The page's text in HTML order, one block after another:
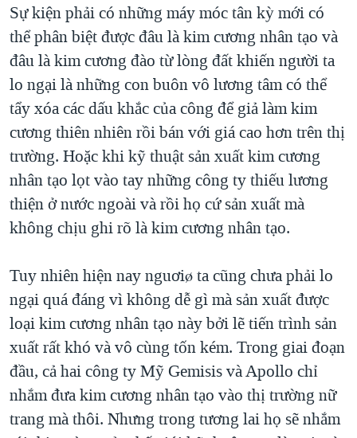
Sự kiện phải có những máy móc tân kỳ mới có
thể phân biệt được đâu là kim cương nhân tạo và
đâu là kim cương đào từ lòng đất khiến người ta
lo ngại là những con buôn vô lương tâm có thể
tẩy xóa các dấu khắc của công để giả làm kim
cương thiên nhiên rồi bán với giá cao hơn trên thị
trường. Hoặc khi kỹ thuật sản xuất kim cương
nhân tạo lọt vào tay những công ty thiếu lương
thiện ở nước ngoài và rồi họ cứ sản xuất mà
không chịu ghi rõ là kim cương nhân tạo.
Tuy nhiên hiện nay nguơiø ta cũng chưa phải lo
ngại quá đáng vì không dễ gì mà sản xuất được
loại kim cương nhân tạo này bởi lẽ tiến trình sản
xuất rất khó và vô cùng tốn kém. Trong giai đoạn
đầu, cả hai công ty Mỹ Gemisis và Apollo chỉ
nhắm đưa kim cương nhân tạo vào thị trường nữ
trang mà thôi. Nhưng trong tương lai họ sẽ nhắm